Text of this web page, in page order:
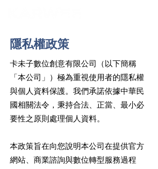
​隱私權政策
卡未子數位創意有限公司（以下簡稱
「本公司」）極為重視使用者的隱私權
與個人資料保護。我們承諾依據中華民
國相關法令，秉持合法、正當、最小必
要性之原則處理個人資料。
本政策旨在向您說明本公司在提供官方
網站、商業諮詢與數位轉型服務過程